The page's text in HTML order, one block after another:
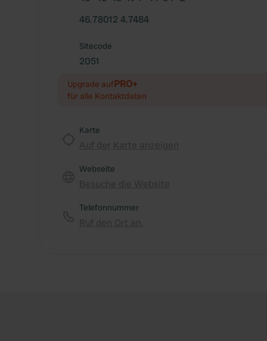
46.78012 4.7484
Sitecode
2051
Upgrade aufPRO+
für alle Kontaktdaten
Karte
Webseite
Telefonnummer